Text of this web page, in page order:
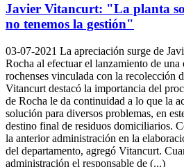
Javier Vitancurt: "La planta
no tenemos la gestión"
03-07-2021 La apreciación surge de
Rocha al efectuar el lanzamiento de una
rochenses vinculada con la recolección
Vitancurt destacó la importancia del
de Rocha le da continuidad a lo que la
solución para diversos problemas, en
destino final de residuos domiciliarios.
la anterior administración en la
del departamento, agregó Vitancurt.
administración el responsable de (...)